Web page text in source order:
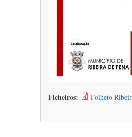
Ficheiros: Folheto